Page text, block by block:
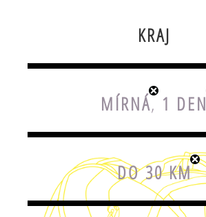
KRAJ
MÍRNÁ, 1 DEN
DO 30 KM